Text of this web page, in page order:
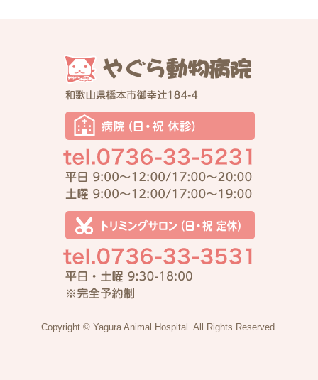
Copyright © Yagura Animal Hospital. All Rights Reserved.